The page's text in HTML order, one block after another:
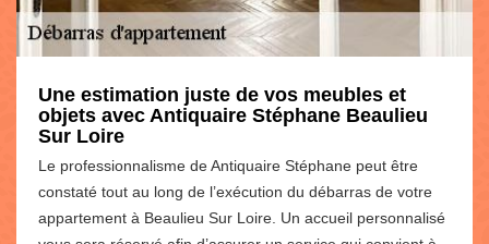
Une estimation juste de vos meubles et
objets avec Antiquaire Stéphane Beaulieu
Sur Loire
Le professionnalisme de Antiquaire Stéphane peut être
constaté tout au long de l’exécution du débarras de votre
appartement à Beaulieu Sur Loire. Un accueil personnalisé